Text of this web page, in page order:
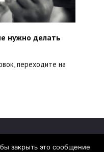
нужно делать
переходите на
закрыть это сообщение